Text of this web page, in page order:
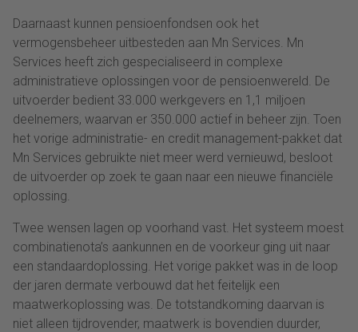
Daarnaast kunnen pensioenfondsen ook het
vermogensbeheer uitbesteden aan Mn Services. Mn
Services heeft zich gespecialiseerd in complexe
administratieve oplossingen voor de pensioenwereld. De
uitvoerder bedient 33.000 werkgevers en 1,1 miljoen
deelnemers, waarvan er 350.000 actief in beheer zijn. Toen
het vorige administratie- en credit management-pakket dat
Mn Services gebruikte niet meer werd vernieuwd, besloot
de uitvoerder op zoek te gaan naar een nieuwe financiële
oplossing.
Twee wensen lagen op voorhand vast. Het systeem moest
combinatienota’s aankunnen en de voorkeur ging uit naar
een standaardoplossing. Het vorige pakket was in de loop
der jaren dermate verbouwd dat het feitelijk een
maatwerkoplossing was. De totstandkoming daarvan is
niet alleen tijdrovender, maatwerk is bovendien duurder,